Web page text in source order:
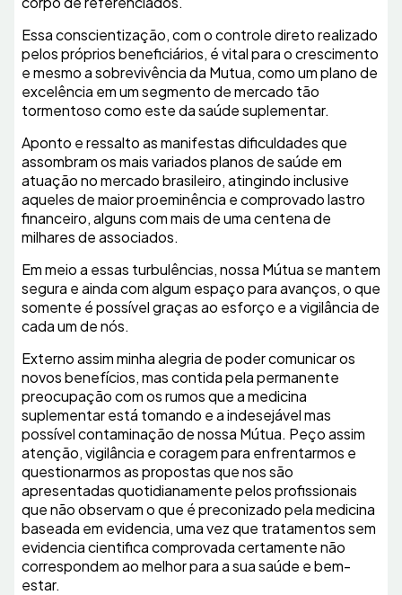
Essa conscientização, com o controle direto realizado
pelos próprios beneficiários, é vital para o crescimento
e mesmo a sobrevivência da Mutua, como um plano de
excelência em um segmento de mercado tão
tormentoso como este da saúde suplementar.
Aponto e ressalto as manifestas dificuldades que
assombram os mais variados planos de saúde em
atuação no mercado brasileiro, atingindo inclusive
aqueles de maior proeminência e comprovado lastro
financeiro, alguns com mais de uma centena de
milhares de associados.
Em meio a essas turbulências, nossa Mútua se mantem
segura e ainda com algum espaço para avanços, o que
somente é possível graças ao esforço e a vigilância de
cada um de nós.
Externo assim minha alegria de poder comunicar os
novos benefícios, mas contida pela permanente
preocupação com os rumos que a medicina
suplementar está tomando e a indesejável mas
possível contaminação de nossa Mútua. Peço assim
atenção, vigilância e coragem para enfrentarmos e
questionarmos as propostas que nos são
apresentadas quotidianamente pelos profissionais
que não observam o que é preconizado pela medicina
baseada em evidencia, uma vez que tratamentos sem
evidencia cientifica comprovada certamente não
correspondem ao melhor para a sua saúde e bem-
estar.